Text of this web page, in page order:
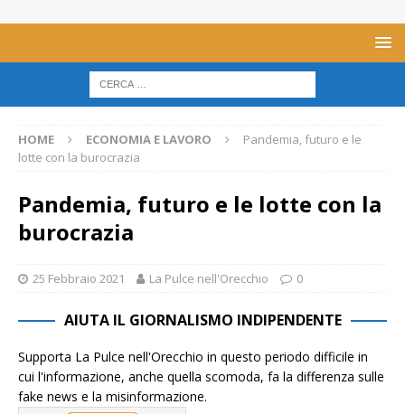
HOME ECONOMIA E LAVORO
Pandemia, futuro e le
lotte con la burocrazia
Pandemia, futuro e le lotte con la
burocrazia
25 Febbraio 2021 La Pulce nell'Orecchio 0
AIUTA IL GIORNALISMO INDIPENDENTE
Supporta La Pulce nell'Orecchio in questo periodo difficile in
cui l'informazione, anche quella scomoda, fa la differenza sulle
fake news e la misinformazione.